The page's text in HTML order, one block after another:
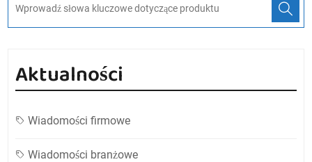
Aktualności
Wiadomości firmowe
Wiadomości branżowe